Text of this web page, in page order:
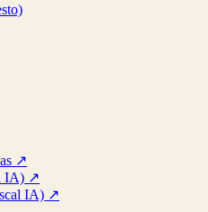
↗
IA) ↗
IA) ↗